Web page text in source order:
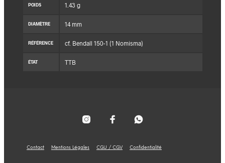
POIDS 1.43 g
DIAMÈTRE 14 mm
RÉFÉRENCE cf. Bendall 150-1 (1 Nomisma)
ÉTAT TTB
Contact Mentions Légales CGU / CGV Confidentialité